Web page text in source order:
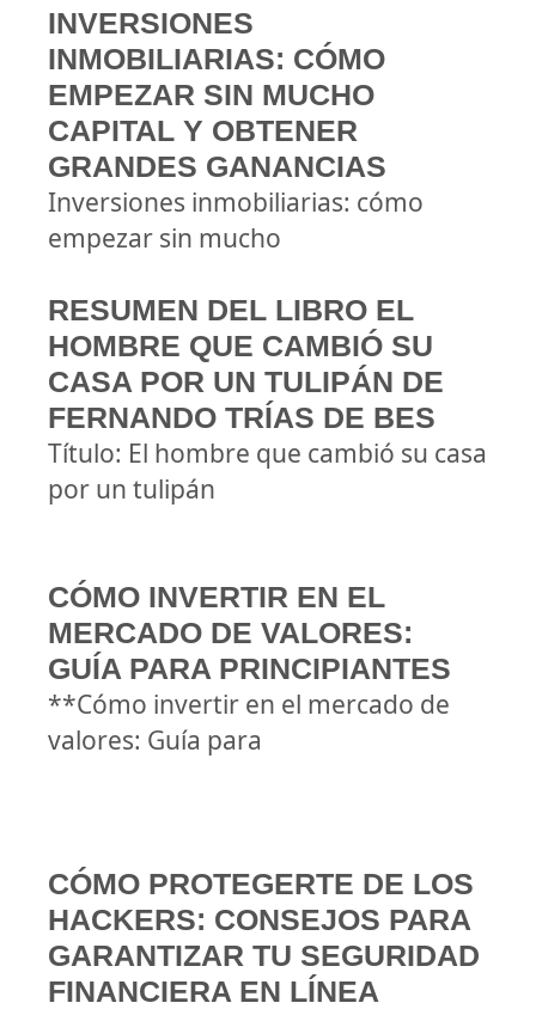
INVERSIONES
INMOBILIARIAS: CÓMO
EMPEZAR SIN MUCHO
CAPITAL Y OBTENER
GRANDES GANANCIAS
Inversiones inmobiliarias: cómo
empezar sin mucho
RESUMEN DEL LIBRO EL
HOMBRE QUE CAMBIÓ SU
CASA POR UN TULIPÁN DE
FERNANDO TRÍAS DE BES
Título: El hombre que cambió su casa
por un tulipán
CÓMO INVERTIR EN EL
MERCADO DE VALORES:
GUÍA PARA PRINCIPIANTES
**Cómo invertir en el mercado de
valores: Guía para
CÓMO PROTEGERTE DE LOS
HACKERS: CONSEJOS PARA
GARANTIZAR TU SEGURIDAD
FINANCIERA EN LÍNEA